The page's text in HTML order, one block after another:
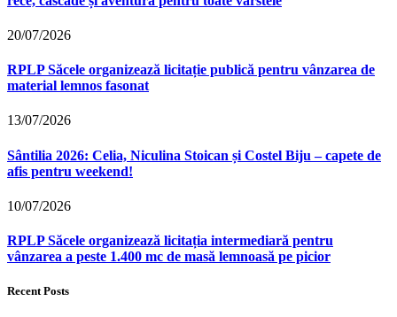
20/07/2026
RPLP Săcele organizează licitație publică pentru vânzarea de
material lemnos fasonat
13/07/2026
Sântilia 2026: Celia, Niculina Stoican și Costel Biju – capete de
afis pentru weekend!
10/07/2026
RPLP Săcele organizează licitația intermediară pentru
vânzarea a peste 1.400 mc de masă lemnoasă pe picior
Recent Posts